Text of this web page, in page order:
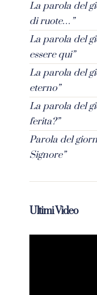
La parola del
di ruote…”
La parola del
essere qui”
La parola del
eterno”
La parola del
ferita?”
Parola del
Signore”
Ultimi Video